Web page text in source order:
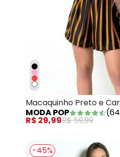
Macaquinho Preto e
Alças
MODA POP (
R$ 29,99R$ 59,99
-45%